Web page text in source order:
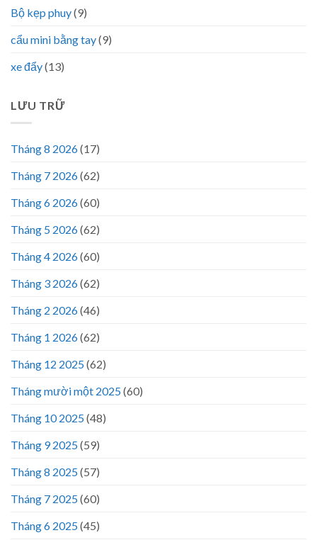
Bộ kẹp phuy(9)
cẩu mini bằng tay(9)
xe đẩy(13)
LƯU TRỮ
Tháng 8 2026(17)
Tháng 7 2026(62)
Tháng 6 2026(60)
Tháng 5 2026(62)
Tháng 4 2026(60)
Tháng 3 2026(62)
Tháng 2 2026(46)
Tháng 1 2026(62)
Tháng 12 2025(62)
Tháng mười một 2025(60)
Tháng 10 2025(48)
Tháng 9 2025(59)
Tháng 8 2025(57)
Tháng 7 2025(60)
Tháng 6 2025(45)